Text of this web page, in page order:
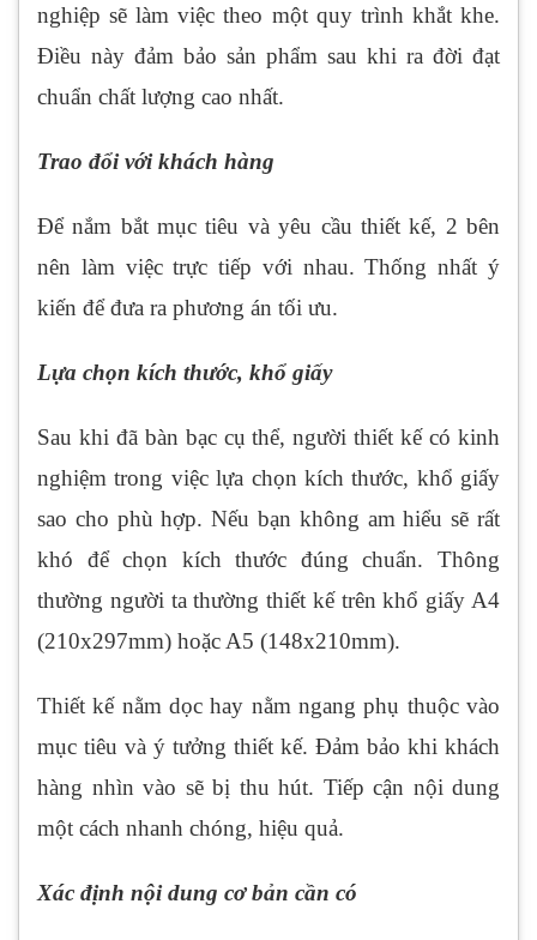
nghiệp sẽ làm việc theo một quy trình khắt khe.
Điều này đảm bảo sản phẩm sau khi ra đời đạt
chuẩn chất lượng cao nhất.
Trao đổi với khách hàng
Để nắm bắt mục tiêu và yêu cầu thiết kế, 2 bên
nên làm việc trực tiếp với nhau. Thống nhất ý
kiến để đưa ra phương án tối ưu.
Lựa chọn kích thước, khổ giấy
Sau khi đã bàn bạc cụ thể, người thiết kế có kinh
nghiệm trong việc lựa chọn kích thước, khổ giấy
sao cho phù hợp. Nếu bạn không am hiểu sẽ rất
khó để chọn kích thước đúng chuẩn. Thông
thường người ta thường thiết kế trên khổ giấy A4
(210x297mm) hoặc A5 (148x210mm).
Thiết kế nằm dọc hay nằm ngang phụ thuộc vào
mục tiêu và ý tưởng thiết kế. Đảm bảo khi khách
hàng nhìn vào sẽ bị thu hút. Tiếp cận nội dung
một cách nhanh chóng, hiệu quả.
Xác định nội dung cơ bản cần có